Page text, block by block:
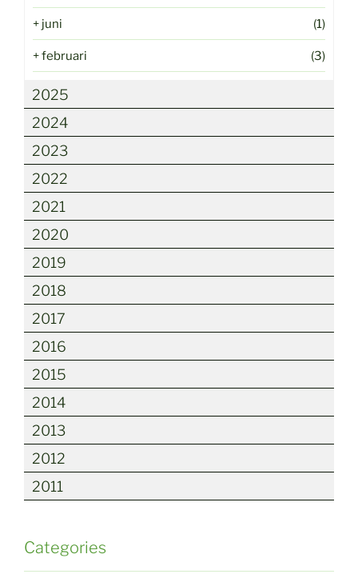
+ juni (1)
+februari (3)
2025
2024
2023
2022
2021
2020
2019
2018
2017
2016
2015
2014
2013
2012
2011
Categories